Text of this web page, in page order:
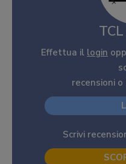
Effettua il login
recensioni
Scrivi